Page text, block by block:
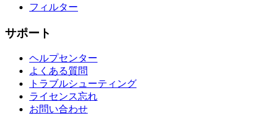
フィルター
サポート
ヘルプセンター
よくある質問
トラブルシューティング
ライセンス忘れ
お問い合わせ